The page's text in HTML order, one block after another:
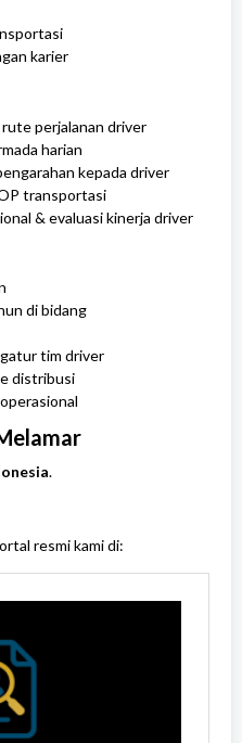
karier
perjalanan driver
harian
kepada driver
transportasi
& evaluasi kinerja driver
di bidang
tim driver
distribusi
.
resmi kami di: